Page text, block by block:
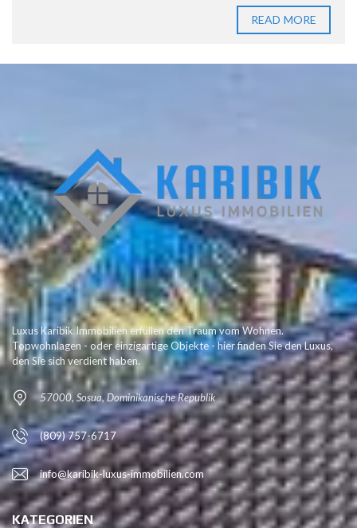
READ MORE
Luxus Karibik Immobilien erfüllen den Traum vom Wohnen.
Topwohnlagen - oder einzigartige Objekte - hier finden Sie den Luxus,
den Sie sich verdient haben.
57000, Sosua, Dominikanische Republik
(809) 757-6717
info@karibik-luxus-immobilien.com
KATEGORIEN